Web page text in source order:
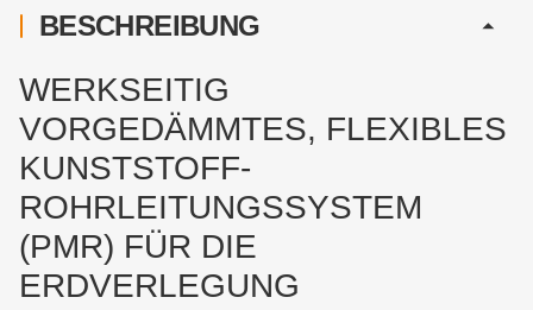
BESCHREIBUNG
WERKSEITIG
VORGEDÄMMTES, FLEXIBLES
KUNSTSTOFF-
ROHRLEITUNGSSYSTEM
(PMR) FÜR DIE
ERDVERLEGUNG